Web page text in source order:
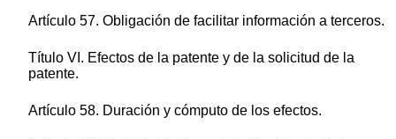
Artículo 57. Obligación de facilitar información a terceros.
Título VI. Efectos de la patente y de la solicitud de la
patente.
Artículo 58. Duración y cómputo de los efectos.